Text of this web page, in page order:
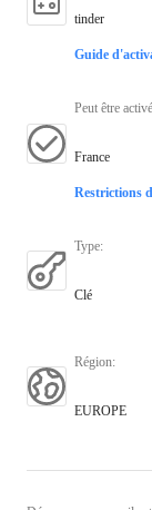
tinder
Guide
Peut être
France
Restrictions
Type:
Clé
Région:
EUROPE